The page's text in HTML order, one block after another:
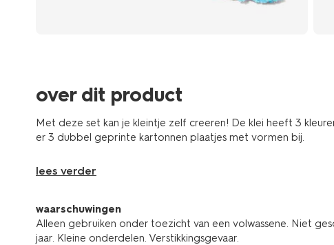
over dit product
Met deze set kan je kleintje zelf creeren! De klei heeft 3
er 3 dubbel geprinte kartonnen plaatjes met vormen bij.
lees verder
waarschuwingen
Alleen gebruiken onder toezicht van een volwassene. Niet
jaar. Kleine onderdelen. Verstikkingsgevaar.